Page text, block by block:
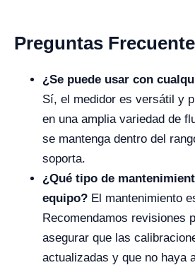
Preguntas
¿Se puede usar con
Sí, el medidor es versátil y
en una amplia variedad de
se mantenga dentro del
soporta.
¿Qué tipo de
equipo? El mantenimiento
Recomendamos revisiones
asegurar que las
actualizadas y que no haya